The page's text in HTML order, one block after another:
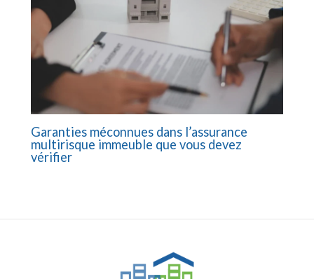
Garanties méconnues dans l’assurance
multirisque immeuble que vous devez
vérifier